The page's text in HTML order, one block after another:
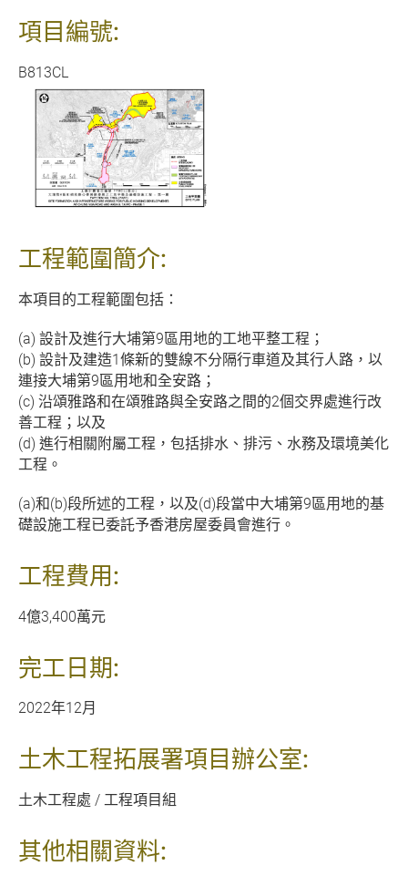
項目編號:
B813CL
工程範圍簡介:
本項目的工程範圍包括：
(a) 設計及進行大埔第9區用地的工地平整工程；
(b) 設計及建造1條新的雙線不分隔行車道及其行人路，以
連接大埔第9區用地和全安路；
(c) 沿頌雅路和在頌雅路與全安路之間的2個交界處進行改
善工程；以及
(d) 進行相關附屬工程，包括排水、排污、水務及環境美化
工程。
(a)和(b)段所述的工程，以及(d)段當中大埔第9區用地的基
礎設施工程已委託予香港房屋委員會進行。
工程費用:
4億3,400萬元
完工日期:
2022年12月
土木工程拓展署項目辦公室:
土木工程處 / 工程項目組
其他相關資料: